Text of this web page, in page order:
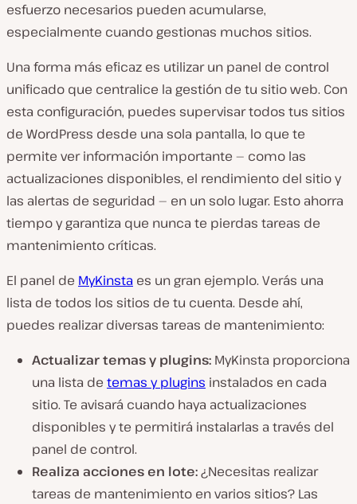
esfuerzo necesarios pueden acumularse,
especialmente cuando gestionas muchos sitios.
Una forma más eficaz es utilizar un panel de control
unificado que centralice la gestión de tu sitio web. Con
esta configuración, puedes supervisar todos tus sitios
de WordPress desde una sola pantalla, lo que te
permite ver información importante — como las
actualizaciones disponibles, el rendimiento del sitio y
las alertas de seguridad — en un solo lugar. Esto ahorra
tiempo y garantiza que nunca te pierdas tareas de
mantenimiento críticas.
El panel de MyKinsta es un gran ejemplo. Verás una
lista de todos los sitios de tu cuenta. Desde ahí,
puedes realizar diversas tareas de mantenimiento:
Actualizar temas y plugins: MyKinsta proporciona
una lista de temas y plugins instalados en cada
sitio. Te avisará cuando haya actualizaciones
disponibles y te permitirá instalarlas a través del
panel de control.
Realiza acciones en lote:¿Necesitas realizar
tareas de mantenimiento en varios sitios? Las